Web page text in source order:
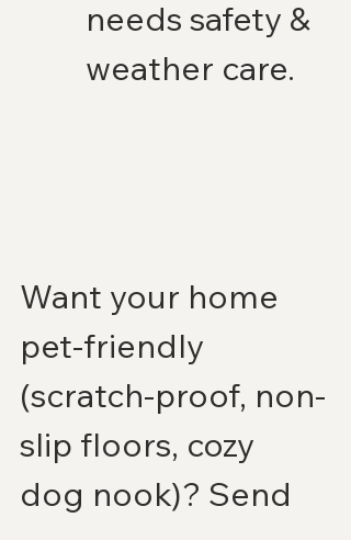
needs safety &
weather care.
Want your home
pet-friendly
(scratch-proof, non-
slip floors, cozy
dog nook)? Send